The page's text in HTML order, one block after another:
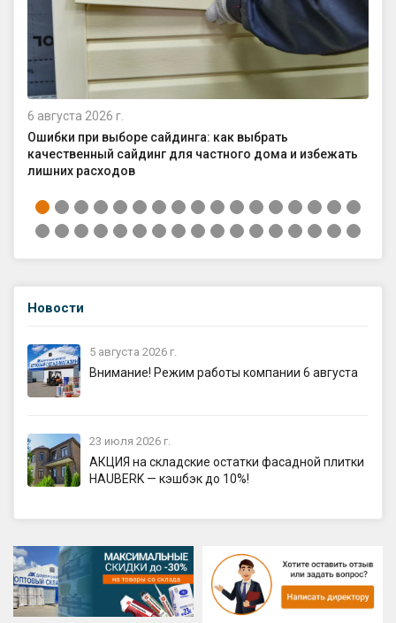
Новости
5 августа 2026 г.
Внимание! Режим работы компании 6 августа
23 июля 2026 г.
АКЦИЯ на складские остатки фасадной плитки
HAUBERK — кэшбэк до 10%!
6 августа 2026 г.
Ошибки при выборе сайдинга: как выбрать
качественный сайдинг для частного дома и избежать
лишних расходов